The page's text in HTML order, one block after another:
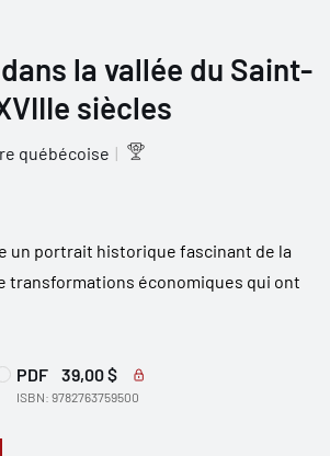
la vallée du Saint-
siècles
québécoise
un portrait historique fascinant de la
transformations économiques qui ont
PDF 39,00 $
ISBN: 9782763759500